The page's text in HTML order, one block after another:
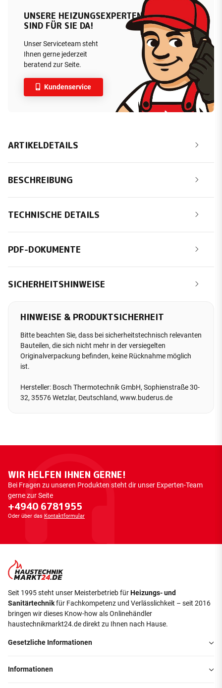
UNSERE HEIZUNGSEXPERTEN
SIND FÜR SIE DA!
Unser Serviceteam steht
Ihnen gerne jederzeit
beratend zur Seite.
Kundenservice
ARTIKELDETAILS
BESCHREIBUNG
TECHNISCHE DETAILS
PDF-DOKUMENTE
SICHERHEITSHINWEISE
HINWEISE & PRODUKTSICHERHEIT
Bitte beachten Sie, dass bei sicherheitstechnisch relevanten
Bauteilen, die sich nicht mehr in der versiegelten
Originalverpackung befinden, keine Rücknahme möglich
ist.
Hersteller: Bosch Thermotechnik GmbH, Sophienstraße 30-
32, 35576 Wetzlar, Deutschland, www.buderus.de
WIR HELFEN IHNEN GERNE!
Bei Fragen zu unseren Produkten steht dir unser Experten-Team
gerne zur Seite
+4940 6781955
Oder über das Kontaktformular
Seit 1995 steht unser Meisterbetrieb fürHeizungs- und
Sanitärtechnikfür Fachkompetenz und Verlässlichkeit – seit 2016
bringen wir dieses Know-how als Onlinehändler
haustechnikmarkt24.de direkt zu Ihnen nach Hause.
Gesetzliche Informationen
Informationen